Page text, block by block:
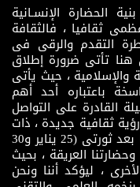
الحضارة الإنسـانية
ثقافيا ، فالثقافة
التقدم والرقى فى
هنا تأتى ضرورة إطلاق
والإسلامية ، حيث يأتى
باعتباره أحد أهم
القادرة على التواصل
رؤية ثقافية جديدة ، ذات
مضمون ثقافى قادر على إثراء مرحلة ما بعد ثورتى (25 يناير و30
العريقة ، بحيث
، ليؤكد أننا ونحن